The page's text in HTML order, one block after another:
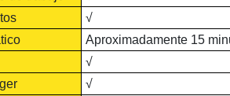
√
Aproximadamente 15
√
√